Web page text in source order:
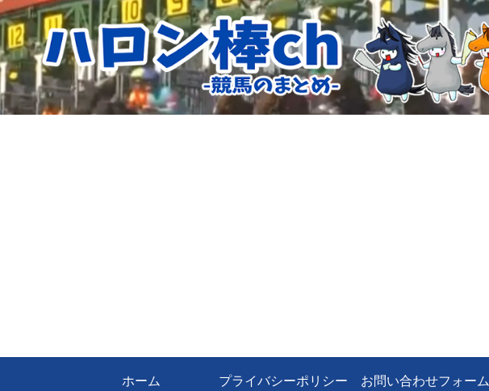
ホーム プライバシーポリシー お問い合わせフォーム